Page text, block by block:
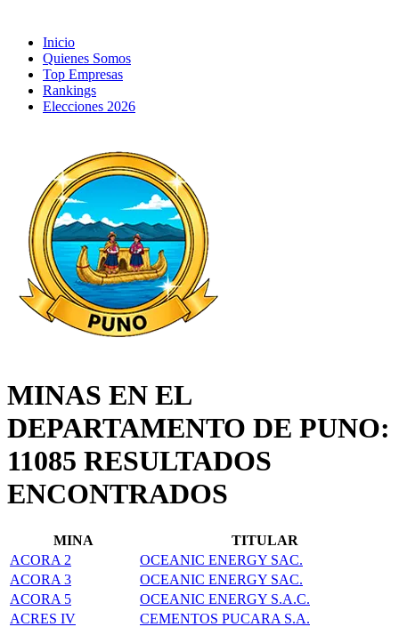
Inicio
Quienes Somos
Top Empresas
Rankings
Elecciones 2026
MINAS EN EL
DEPARTAMENTO DE PUNO:
11085 RESULTADOS
ENCONTRADOS
MINA
TITULAR
ACORA 2
OCEANIC ENERGY SAC.
ACORA 3
OCEANIC ENERGY SAC.
ACORA 5
OCEANIC ENERGY S.A.C.
ACRES IV
CEMENTOS PUCARA S.A.